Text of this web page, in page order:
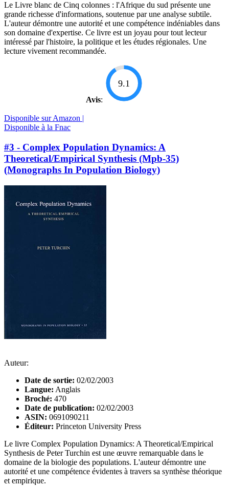
Le Livre blanc de Cinq colonnes : l'Afrique du sud présente une
grande richesse d'informations, soutenue par une analyse subtile.
L'auteur démontre une autorité et une compétence indéniables dans
son domaine d'expertise. Ce livre est un joyau pour tout lecteur
intéressé par l'histoire, la politique et les études régionales. Une
lecture vivement recommandée.
Avis:
9.1
Disponible sur Amazon |
Disponible à la Fnac
#3 - Complex Population Dynamics: A
Theoretical/Empirical Synthesis (Mpb-35)
(Monographs In Population Biology)
Auteur:
Date de sortie: 02/02/2003
Langue: Anglais
Broché: 470
Date de publication: 02/02/2003
ASIN: 0691090211
Éditeur: Princeton University Press
Le livre Complex Population Dynamics: A Theoretical/Empirical
Synthesis de Peter Turchin est une œuvre remarquable dans le
domaine de la biologie des populations. L'auteur démontre une
autorité et une compétence évidentes à travers sa synthèse théorique
et empirique.